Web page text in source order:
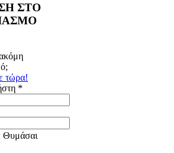
ΣΤΟ
τώρα!
*